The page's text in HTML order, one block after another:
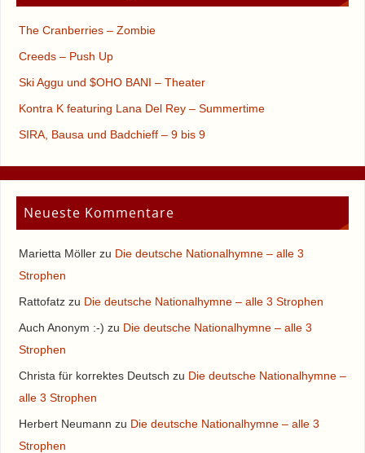
The Cranberries – Zombie
Creeds – Push Up
Ski Aggu und $OHO BANI – Theater
Kontra K featuring Lana Del Rey – Summertime
SIRA, Bausa und Badchieff – 9 bis 9
Neueste Kommentare
Marietta Möllerzu Die deutsche Nationalhymne – alle 3
Strophen
Rattofatzzu Die deutsche Nationalhymne – alle 3 Strophen
Auch Anonym :-) zu Die deutsche Nationalhymne – alle 3
Strophen
Christa für korrektes Deutsch zu Die deutsche Nationalhymne –
alle 3 Strophen
Herbert Neumann zu Die deutsche Nationalhymne – alle 3
Strophen